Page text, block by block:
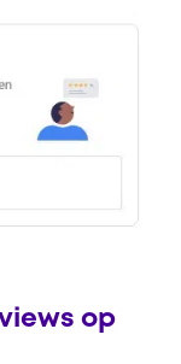
op